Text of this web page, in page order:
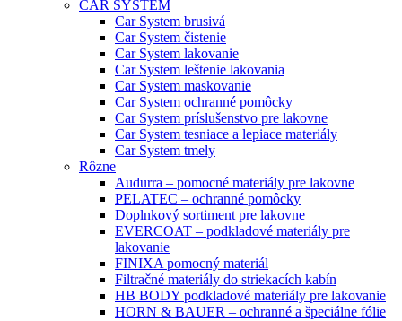
CAR SYSTEM
Car System brusivá
Car System čistenie
Car System lakovanie
Car System leštenie lakovania
Car System maskovanie
Car System ochranné pomôcky
Car System príslušenstvo pre lakovne
Car System tesniace a lepiace materiály
Car System tmely
Rôzne
Audurra – pomocné materiály pre lakovne
PELATEC – ochranné pomôcky
Doplnkový sortiment pre lakovne
EVERCOAT – podkladové materiály pre
lakovanie
FINIXA pomocný materiál
Filtračné materiály do striekacích kabín
HB BODY podkladové materiály pre lakovanie
HORN & BAUER – ochranné a špeciálne fólie